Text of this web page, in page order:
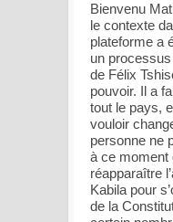
Bienvenu
le contexte
plateforme a
un
de Félix
pouvoir. Il a
tout le pays,
vouloir
personne ne
à ce moment
réapparaître
Kabila pour
de la